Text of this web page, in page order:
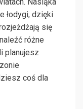
łodygi, dzięki
się
różne
planujesz
coś dla